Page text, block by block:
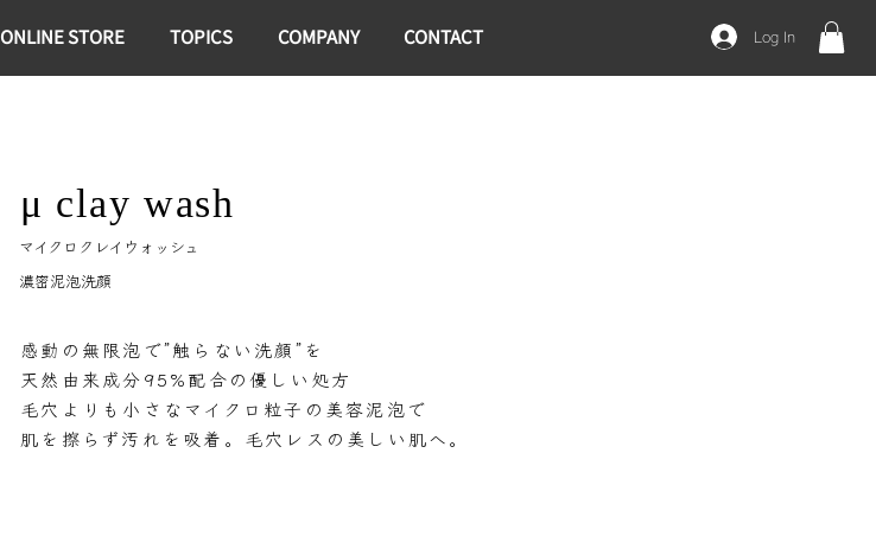
ONLINE STORE TOPICS COMPANY CONTACT Log In
​μ clay wash
マイクロクレイウォッシュ
濃密泥泡洗顔
感動の無限泡で”触らない洗顔”を
天然由来成分95%配合の優しい処方
毛穴よりも小さなマイクロ粒子の美容泥泡で
肌を擦らず汚れを吸着。 毛穴レスの美しい肌へ。